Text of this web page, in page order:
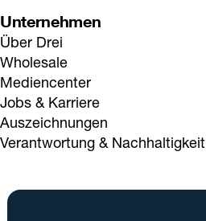
Unternehmen
Über Drei
Wholesale
Mediencenter
Jobs & Karriere
Auszeichnungen
Verantwortung & Nachhaltigkeit